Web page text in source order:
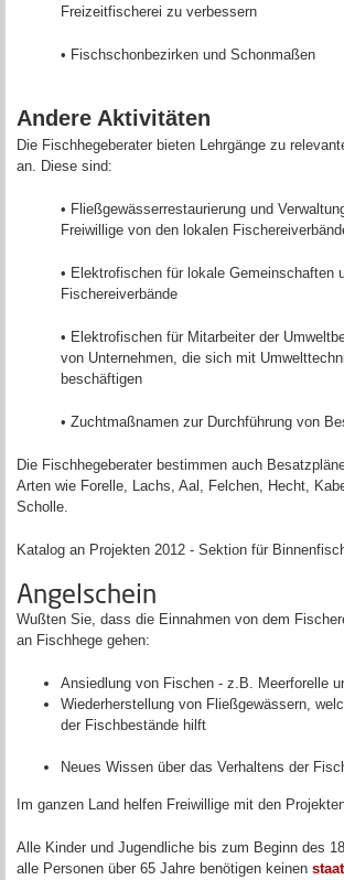
Freizeitfischerei zu verbessern
• Fischschonbezirken und Schonmaßen
Andere Aktivitäten
Die Fischhegeberater bieten Lehrgänge zu
an. Diese sind:
• Fließgewässerrestaurierung und
Freiwillige von den lokalen
• Elektrofischen für lokale Gemeinschaften
Fischereiverbände
• Elektrofischen für Mitarbeiter der
von Unternehmen, die sich mit
beschäftigen
• Zuchtmaßnamen zur Durchführung von
Die Fischhegeberater bestimmen auch
Arten wie Forelle, Lachs, Aal, Felchen, Hecht,
Scholle.
Katalog an Projekten 2012 - Sektion für
Angelschein
Wußten Sie, dass die Einnahmen von dem
an Fischhege gehen:
Ansiedlung von Fischen - z.B. Meerforelle
Wiederherstellung von Fließgewässern,
der Fischbestände hilft
Neues Wissen über das Verhaltens der
Im ganzen Land helfen Freiwillige mit den
Alle Kinder und Jugendliche bis zum Beginn des
alle Personen über 65 Jahre benötigen keinen